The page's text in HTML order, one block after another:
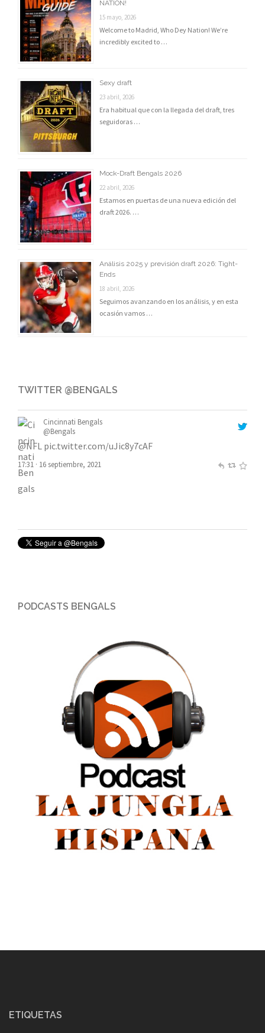
NATION!
15 mayo, 2026
Welcome to Madrid, Who Dey Nation! We’re
incredibly excited to …
Sexy draft
23 abril, 2026
Era habitual que con la llegada del draft, tres
seguidoras …
Mock-Draft Bengals 2026
22 abril, 2026
Estamos en puertas de una nueva edición del
draft 2026. …
Análisis 2025 y previsión draft 2026: Tight-
Ends
18 abril, 2026
Seguimos avanzando en los análisis, y en esta
ocasión vamos …
TWITTER @BENGALS
Cincinnati Bengals
@Bengals
@NFL pic.twitter.com/uJic8y7cAF
17:31 · 16 septiembre, 2021
PODCASTS BENGALS
ETIQUETAS